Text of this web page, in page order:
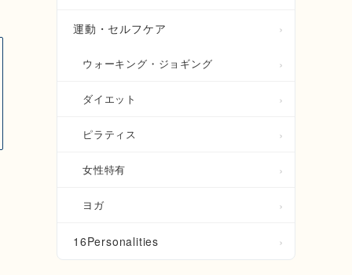
運動・セルフケア
ウォーキング・ジョギング
ダイエット
ピラティス
女性特有
ヨガ
16Personalities